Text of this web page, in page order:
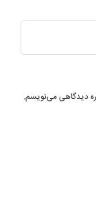
دیدگاهی می‌نویسم.